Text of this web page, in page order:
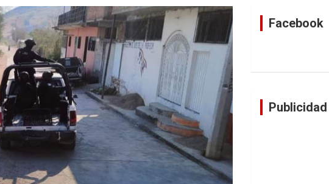
Facebook
Publicidad